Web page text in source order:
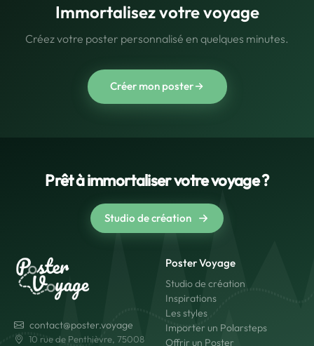
Immortalisez votre voyage
Créez votre poster personnalisé en quelques minutes.
Créer mon poster
Prêt à immortaliser votre voyage ?
Studio de création
contact@poster.voyage
10 rue de Penthièvre, 75008
Poster Voyage
Studio de création
Inspirations
Les styles
Importer un Polarsteps
Offrir un Poster